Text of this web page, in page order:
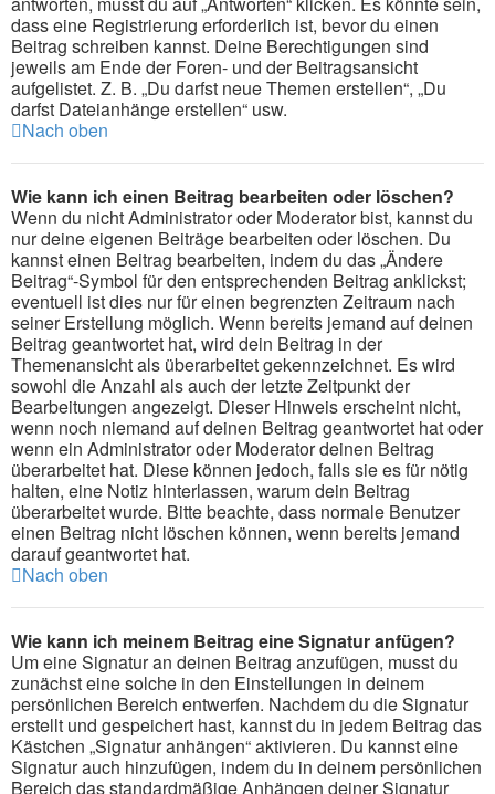
dass eine Registrierung erforderlich ist, bevor du einen
Beitrag schreiben kannst. Deine Berechtigungen sind
jeweils am Ende der Foren- und der Beitragsansicht
aufgelistet. Z. B. „Du darfst neue Themen erstellen“, „Du
darfst Dateianhänge erstellen“ usw.
Nach oben
Wie kann ich einen Beitrag bearbeiten oder löschen?
Wenn du nicht Administrator oder Moderator bist, kannst du
nur deine eigenen Beiträge bearbeiten oder löschen. Du
kannst einen Beitrag bearbeiten, indem du das „Ändere
Beitrag“-Symbol für den entsprechenden Beitrag anklickst;
eventuell ist dies nur für einen begrenzten Zeitraum nach
seiner Erstellung möglich. Wenn bereits jemand auf deinen
Beitrag geantwortet hat, wird dein Beitrag in der
Themenansicht als überarbeitet gekennzeichnet. Es wird
sowohl die Anzahl als auch der letzte Zeitpunkt der
Bearbeitungen angezeigt. Dieser Hinweis erscheint nicht,
wenn noch niemand auf deinen Beitrag geantwortet hat oder
wenn ein Administrator oder Moderator deinen Beitrag
überarbeitet hat. Diese können jedoch, falls sie es für nötig
halten, eine Notiz hinterlassen, warum dein Beitrag
überarbeitet wurde. Bitte beachte, dass normale Benutzer
einen Beitrag nicht löschen können, wenn bereits jemand
darauf geantwortet hat.
Nach oben
Wie kann ich meinem Beitrag eine Signatur anfügen?
Um eine Signatur an deinen Beitrag anzufügen, musst du
zunächst eine solche in den Einstellungen in deinem
persönlichen Bereich entwerfen. Nachdem du die Signatur
erstellt und gespeichert hast, kannst du in jedem Beitrag das
Kästchen „Signatur anhängen“ aktivieren. Du kannst eine
Signatur auch hinzufügen, indem du in deinem persönlichen
Bereich das standardmäßige Anhängen deiner Signatur